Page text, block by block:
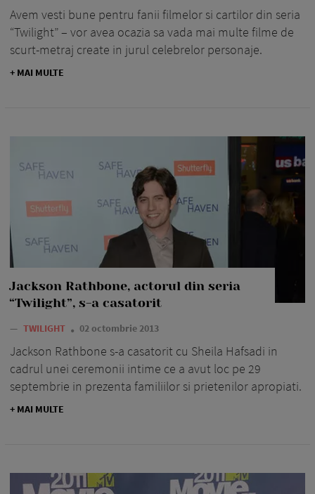
Avem vesti bune pentru fanii filmelor si cartilor din seria
“Twilight” – vor avea ocazia sa vada mai multe filme de
scurt-metraj create in jurul celebrelor personaje.
+ MAI MULTE
Jackson Rathbone, actorul din seria
“Twilight”, s-a casatorit
— TWILIGHT 02 octombrie 2013
Jackson Rathbone s-a casatorit cu Sheila Hafsadi in
cadrul unei ceremonii intime ce a avut loc pe 29
septembrie in prezenta familiilor si prietenilor apropiati.
+ MAI MULTE